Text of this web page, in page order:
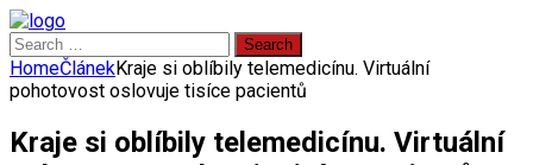
Search
for:
HomeČlánekKraje si oblíbily telemedicínu. Virtuální
pohotovost oslovuje tisíce pacientů
Kraje si oblíbily telemedicínu. Virtuální